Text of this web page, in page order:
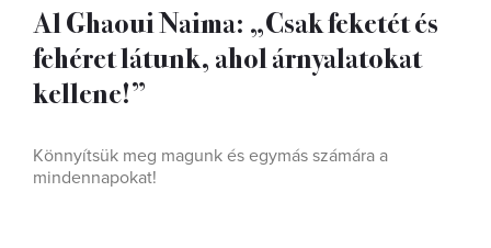
Al Ghaoui Naima: „Csak feketét és
fehéret látunk, ahol árnyalatokat
kellene!”
Könnyítsük meg magunk és egymás számára a
mindennapokat!